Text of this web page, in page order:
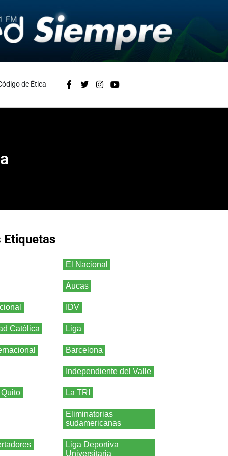
de Ética
Etiquetas
El Nacional
Aucas
IDV
Católica Liga
Barcelona
Independiente del Valle
La TRI
Eliminatorias
sudamericanas
Liga Deportiva
Universitaria